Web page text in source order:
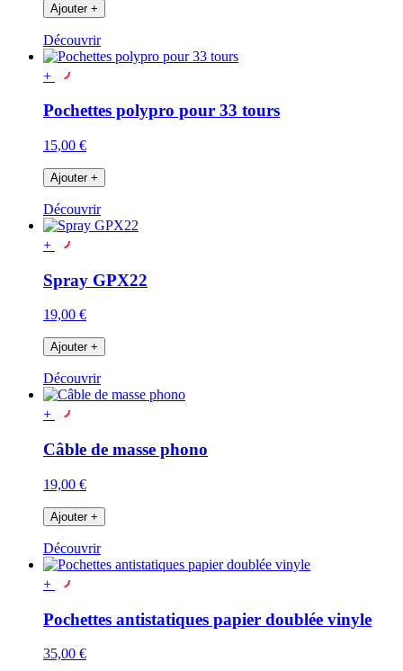
Ajouter +
Découvrir
+
Pochettes polypro pour 33 tours
15,00 €
Ajouter +
Découvrir
+
Spray GPX22
19,00 €
Ajouter +
Découvrir
+
Câble de masse phono
19,00 €
Ajouter +
Découvrir
+
Pochettes antistatiques papier doublée vinyle
35,00 €